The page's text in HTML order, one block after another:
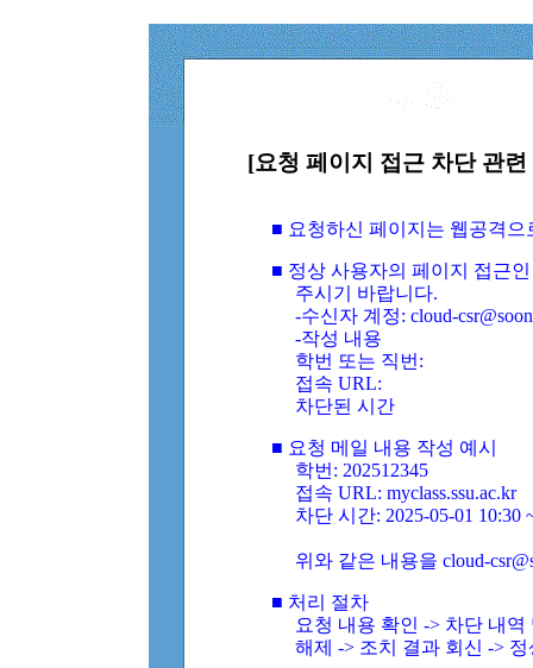
[요청 페이지 접근 차단 관
■ 요청하신 페이지는 웹공격
■ 정상 사용자의 페이지 접근
주시기 바랍니다.
-수신자 계정: cloud-
-작성 내용
학번 또는 직번:
접속 URL:
차단된 시간
■ 요청 메일 내용 작성 예시
학번: 202512345
접속 URL: myclass.ssu.ac.kr
차단 시간: 2025-05-01 10:30
위와 같은 내용을 cloud-
■ 처리 절차
요청 내용 확인 -> 차단 내
해제 -> 조치 결과 회신 ->